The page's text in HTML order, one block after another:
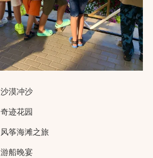
沙漠冲沙
奇迹花园
风筝海滩之旅
游船晚宴